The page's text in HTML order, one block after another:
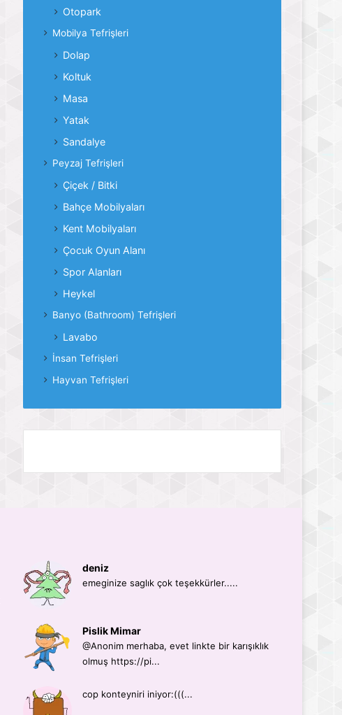
Otopark
Mobilya Tefrişleri
Dolap
Koltuk
Masa
Yatak
Sandalye
Peyzaj Tefrişleri
Çiçek / Bitki
Bahçe Mobilyaları
Kent Mobilyaları
Çocuk Oyun Alanı
Spor Alanları
Heykel
Banyo (Bathroom) Tefrişleri
Lavabo
İnsan Tefrişleri
Hayvan Tefrişleri
deniz
emeginize saglık çok teşekkürler.....
Pislik Mimar
@Anonim merhaba, evet linkte bir karışıklık
olmuş https://pi...
cop konteyniri iniyor:(((...